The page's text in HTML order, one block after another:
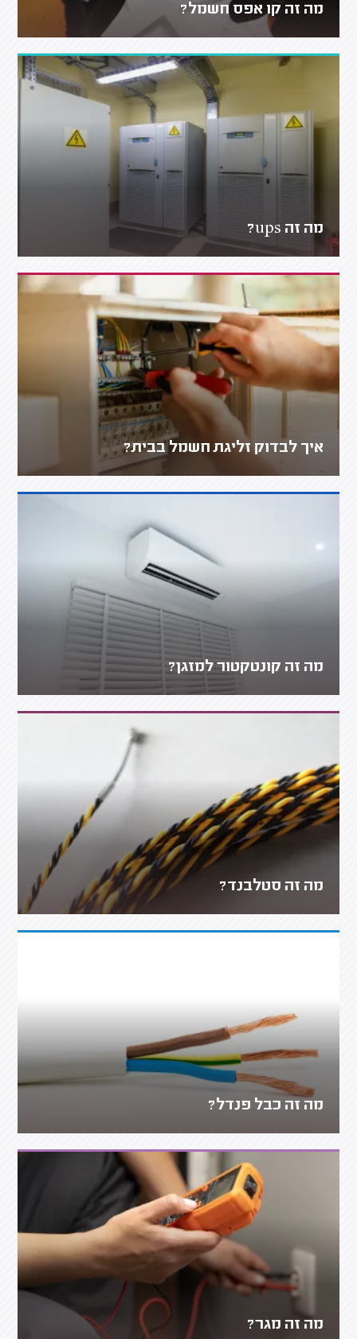
מה זה קו אפס חשמל?
מה זה ups?
איך לבדוק זליגת חשמל בבית?
מה זה קונטקטור למזגן?
מה זה סטלבנד?
מה זה כבל פנדל?
מה זה מגר?